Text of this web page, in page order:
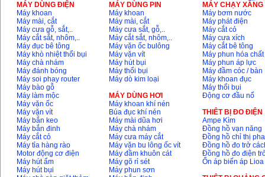
MÁY DÙNG ĐIỆN
Máy khoan
Máy mài, cắt
Máy cưa gỗ, sắt,..
Máy cắt sắt, nhôm,..
Máy đục bê tông
Máy khò nhiệt thổi bụi
Máy chà nhám
Máy đánh bóng
Máy soi phay router
Máy bào gỗ
Máy làm mộc
Máy vặn ốc
Máy vặn vít
Máy bắn keo
Máy bắn đinh
Máy cắt cỏ
Máy tỉa hàng rào
Motor động cơ điện
Máy hút ẩm
Máy hút bụi
MÁY DÙNG PIN
Máy khoan
Máy mài, cắt
Máy cưa sắt, gỗ,..
Máy cắt sắt, nhôm,..
Máy vặn ốc bulông
Máy vặn vít
Máy hút bụi
Máy thổi bụi
Máy dò kim loại
MÁY DÙNG HƠI
Máy khoan khí nén
Búa đục khí nén
Máy mài dũa hơi
Máy chà nhám
Máy cưa máy cắt
Máy vặn bu lông ốc vít
Máy đầm khuôn cát
Máy gõ rỉ sét
Máy phun sơn
MÁY CHẠY
Máy bơm nước
Máy phát điện
Máy cắt cỏ
Máy cưa xích
Máy cắt bê tông
Máy phun hóa chất
Máy phun áp lực
Máy đầm cóc / bàn
Máy khoan đục
Máy thổi bụi
Động cơ đầu nổ
THIÊT BỊ ĐO ĐIỆN
Ampe Kìm
Đồng hồ vạn năng
Đồng hồ chỉ thị pha
Đồng hồ đo trở
Đồng hồ đo điện
Ổn áp biến áp Lioa